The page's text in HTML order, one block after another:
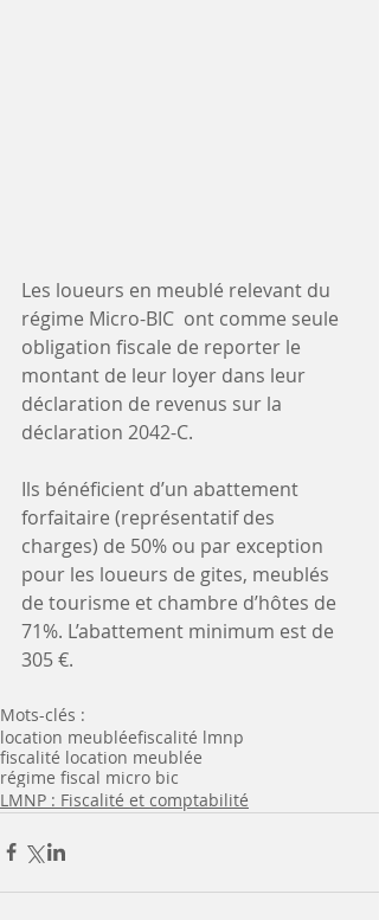
Les loueurs en meublé relevant du
régime Micro-BIC  ont comme seule
obligation fiscale de reporter le
montant de leur loyer dans leur
déclaration de revenus sur la
déclaration 2042-C.
Ils bénéficient d’un abattement
forfaitaire (représentatif des
charges) de 50% ou par exception
pour les loueurs de gites, meublés
de tourisme et chambre d’hôtes de
71%. L’abattement minimum est de
305 €.
Mots-clés :
location meubléefiscalité lmnp
fiscalité location meublée
régime fiscal micro bic
LMNP : Fiscalité et comptabilité